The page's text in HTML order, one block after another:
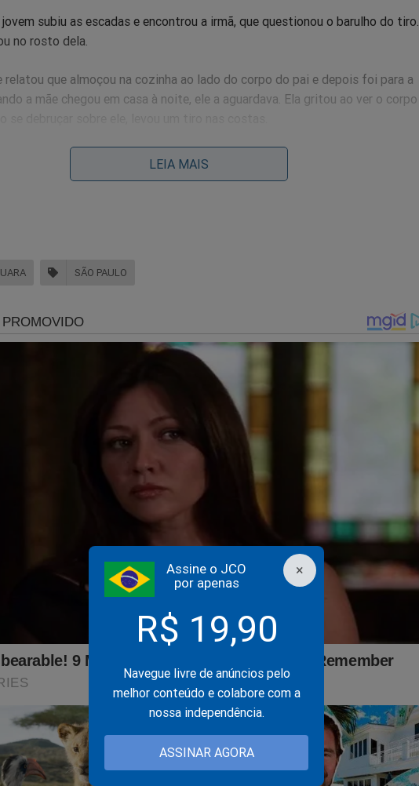
×
Assine o JCO
por apenas
R$ 19,90
Navegue livre de anúncios pelo
melhor conteúdo e colabore com a
nossa independência.
ASSINAR AGORA
jovem subiu as escadas e encontrou a irmã, que questionou o barulho do tiro.
no rosto dela.
relatou que almoçou na cozinha ao lado do corpo do pai e depois foi para a
a mãe chegou em casa à noite, ele a aguardava. Ela gritou ao ver o corpo
sábado (18), o jovem enfiou uma faca nas costas da mãe, já morta.
o adolescente descreveu os eventos sem demonstrar remorso.
ao 87º Distrito Policial e, posteriormente, encaminhado para a Fundação
no 33° DP (Pirituba) como "ato infracional de homicídio – feminicídio,
grave que viola o respeito aos mortos)".
Mauro Cid revela o que todos queriam saber e envolve até o nome
de Mourão
LEIA MAIS
SÃO PAULO